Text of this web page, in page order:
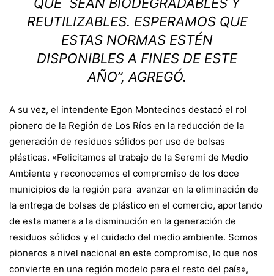
REUTILIZABLES. ESPERAMOS QUE
ESTAS NORMAS ESTÉN
DISPONIBLES A FINES DE ESTE
AÑO”, AGREGÓ.
A su vez, el intendente Egon Montecinos destacó el rol
pionero de la Región de Los Ríos en la reducción de la
generación de residuos sólidos por uso de bolsas
plásticas. «Felicitamos el trabajo de la Seremi de Medio
Ambiente y reconocemos el compromiso de los doce
municipios de la región para avanzar en la eliminación de
la entrega de bolsas de plástico en el comercio, aportando
de esta manera a la disminución en la generación de
residuos sólidos y el cuidado del medio ambiente. Somos
pioneros a nivel nacional en este compromiso, lo que nos
convierte en una región modelo para el resto del país»,